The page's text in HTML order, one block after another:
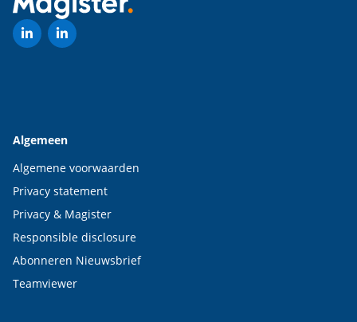
Algemeen
Algemene voorwaarden
Privacy statement
Privacy & Magister
Responsible disclosure
Abonneren Nieuwsbrief
Teamviewer